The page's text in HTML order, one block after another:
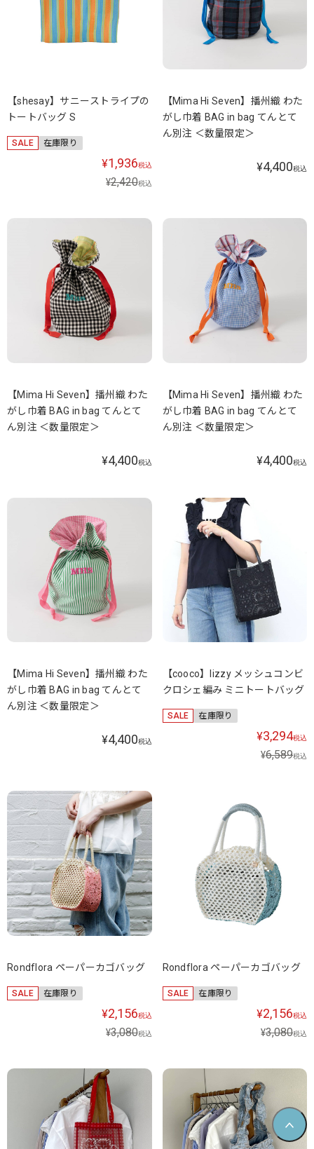
【shesay】サニーストライプの
トートバッグ S
SALE 在庫限り
¥1,936税込
¥2,420税込
【Mima Hi Seven】播州織 わた
がし巾着 BAG in bag てんとて
ん別注 ＜数量限定＞
¥4,400税込
【Mima Hi Seven】播州織 わた
がし巾着 BAG in bag てんとて
ん別注 ＜数量限定＞
¥4,400税込
【Mima Hi Seven】播州織 わた
がし巾着 BAG in bag てんとて
ん別注 ＜数量限定＞
¥4,400税込
【Mima Hi Seven】播州織 わた
がし巾着 BAG in bag てんとて
ん別注 ＜数量限定＞
¥4,400税込
【cooco】lizzy メッシュコンビ
クロシェ編み ミニトートバッグ
SALE 在庫限り
¥3,294税込
¥6,589税込
Rondflora ペーパーカゴバッグ
SALE 在庫限り
¥2,156税込
¥3,080税込
Rondflora ペーパーカゴバッグ
SALE 在庫限り
¥2,156税込
¥3,080税込